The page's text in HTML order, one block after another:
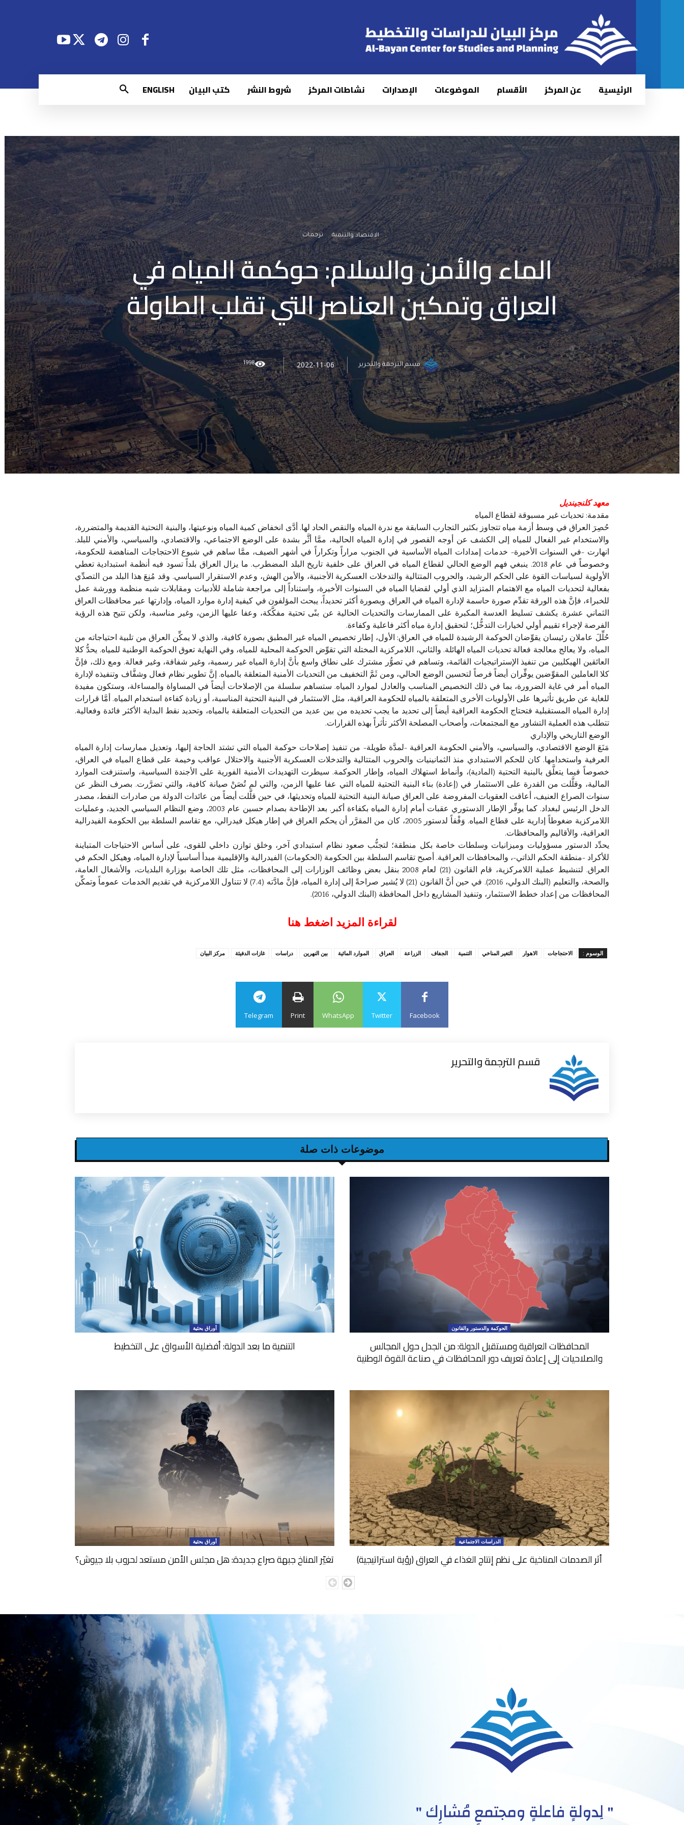
الرئيسية عن المركز الأقسام الموضوعات الإصدارات نشاطات المركز شروط النشر كتب البيان ENGLISH
الاقتصاد والتنمية ترجمات
الماء والأمن والسلام: حوكمة المياه في
العراق وتمكين العناصر التي تقلب الطاولة
قسم الترجمة والتحرير 2022-11-06
1998
معهد كلنجينديل
مقدمة: تحديات غير مسبوقة لقطاع المياه
حُصِرَ العراق في وسط أزمة مياه تتجاوز بكثير التجارب السابقة مع ندرة المياه والنقص الحاد لها. أدَّى انخفاض كمية المياه ونوعيتها، والبنية التحتية القديمة والمتضررة،
والاستخدام غير الفعال للمياه إلى الكشف عن أوجه القصور في إدارة المياه الحالية، ممَّا أثَّر بشدة على الوضع الاجتماعي، والاقتصادي، والسياسي، والأمني للبلد.
انهارت -في السنوات الأخيرة- خدمات إمدادات المياه الأساسية في الجنوب مراراً وتكراراً في أشهر الصيف، ممَّا ساهم في شيوع الاحتجاجات المناهضة للحكومة،
وخصوصاً في عام 2018. ينبغي فهم الوضع الحالي لقطاع المياه في العراق على خلفية تاريخ البلد المضطرب. ما يزال العراق بلداً تسود فيه أنظمة استبدادية تعطي
الأولوية لسياسات القوة على الحكم الرشيد، والحروب المتتالية والتدخلات العسكرية الأجنبية، والأمن الهش، وعدم الاستقرار السياسي. وقد مُنِعَ هذا البلد من التصدِّي
بفعالية لتحديات المياه مع الاهتمام المتزايد الذي أولي لقضايا المياه في السنوات الأخيرة، واستناداً إلى مراجعة شاملة للأدبيات ومقابلات شبه منظمة وورشة عمل
للخبراء، فإنَّ هذه الورقة تقدِّم صورة حاسمة لإدارة المياه في العراق. وبصورة أكثر تحديداً، يبحث المؤلفون في كيفية إدارة موارد المياه، وإدارتها عبر محافظات العراق
الثماني عشرة. يكشف تسليط العدسة المكبرة على الممارسات والتحديات الحالية عن بنًى تحتية مفكَّكة، وعفا عليها الزمن، وغير مناسبة، ولكن تتيح هذه الرؤية
الفرصة لإجراء تقييم أولي لخيارات التدخُّل؛ لتحقيق إدارة مياه أكثر فاعلية وكفاءة.
حُلِّلَ عاملان رئيسان يقوِّضان الحوكمة الرشيدة للمياه في العراق: الأول، إطار تخصيص المياه غير المطبق بصورة كافية، والذي لا يمكِّن العراق من تلبية احتياجاته من
المياه، ولا يعالج معالجة فعالة تحديات المياه الهائلة. والثاني، اللامركزية المختلة التي تقوِّض الحوكمة المحلية للمياه، وفي النهاية تعوق الحوكمة الوطنية للمياه. يحدُّ كلا
العائقين الهيكليين من تنفيذ الإستراتيجيات القائمة، وتساهم في تصوُّر مشترك على نطاق واسع بأنَّ إدارة المياه غير رسمية، وغير شفافة، وغير فعالة. ومع ذلك، فإنَّ
كلا العاملين المقوِّضين يوفِّران أيضاً فرصاً لتحسين الوضع الحالي، ومن ثَمَّ التخفيف من التحديات الأمنية المتعلقة بالمياه. إنَّ تطوير نظام فعال وشفَّاف وتنفيذه لإدارة
المياه أمر في غاية الضرورة، بما في ذلك التخصيص المناسب والعادل لموارد المياه. ستساهم سلسلة من الإصلاحات أيضاً في المساواة والمساءلة، وستكون مفيدة
للغاية عن طريق تأثيرها على الأولويات الأخرى المتعلقة بالمياه للحكومة العراقية، مثل الاستثمار في البنية التحتية المناسبة، أو زيادة كفاءة استخدام المياه. أمَّا قرارات
إدارة المياه المستقبلية فتحتاج الحكومة العراقية أيضاً إلى تحديد ما يجب تحديده من بين عديد من التحديات المتعلقة بالمياه، وتحديد نقط البداية الأكثر فائدة وفعالية.
تتطلب هذه العملية التشاور مع المجتمعات، وأصحاب المصلحة الأكثر تأثراً بهذه القرارات.
الوضع التاريخي والإداري
مَنَعَ الوضع الاقتصادي، والسياسي، والأمني الحكومة العراقية -لمدَّة طويلة- من تنفيذ إصلاحات حوكمة المياه التي تشتد الحاجة إليها، وتعديل ممارسات إدارة المياه
العرفية واستخدامها. كان للحكم الاستبدادي منذ الثمانينيات والحروب المتتالية والتدخلات العسكرية الأجنبية والاحتلال عواقب وخيمة على قطاع المياه في العراق،
خصوصاً فيما يتعلَّق بالبنية التحتية (المادية)، وأنماط استهلاك المياه، وإطار الحوكمة. سيطرت التهديدات الأمنية الفورية على الأجندة السياسية، واستنزفت الموارد
المالية، وقلَّلت من القدرة على الاستثمار في (إعادة) بناء البنية التحتية للمياه التي عفا عليها الزمن، والتي لم تُصَنْ صيانة كافية، والتي تضرَّرت. بصرف النظر عن
سنوات الصراع العنيف، أعاقت العقوبات المفروضة على العراق صيانة البنية التحتية للمياه وتحديثها، في حين قلَّلت أيضاً من عائدات الدولة من صادرات النفط، مصدر
الدخل الرئيس لبغداد. كما يوفِّر الإطار الدستوري عقبات أمام إدارة المياه بكفاءة أكبر. بعد الإطاحة بصدام حسين عام 2003، وضع النظام السياسي الجديد، وعمليات
اللامركزية ضغوطاً إدارية على قطاع المياه. وَفْقاً لدستور 2005، كان من المقرَّر أن يحكم العراق في إطار هيكل فيدرالي، مع تقاسم السلطة بين الحكومة الفيدرالية
العراقية، والأقاليم والمحافظات.
يحدِّد الدستور مسؤوليات وميزانيات وسلطات خاصة بكل منطقة؛ لتجنُّب صعود نظام استبدادي آخر، وخلق توازن داخلي للقوى، على أساس الاحتياجات المتباينة
للأكراد -منطقة الحكم الذاتي-، والمحافظات العراقية. أصبح تقاسم السلطة بين الحكومة (الحكومات) الفيدرالية والإقليمية مبدأ أساسياً لإدارة المياه، وهيكل الحكم في
العراق. لتنشيط عملية اللامركزية، قام القانون (21) لعام 2008 بنقل بعض وظائف الوزارات إلى المحافظات، مثل تلك الخاصة بوزارة البلديات، والأشغال العامة،
والصحة، والتعليم (البنك الدولي، 2016). في حين أنَّ القانون (21) لا يُشير صراحةً إلى إدارة المياه، فإنَّ مادَّته (7.4) لا تتناول اللامركزية في تقديم الخدمات عموماً وتمكِّن
المحافظات من إعداد خطط الاستثمار، وتنفيذ المشاريع داخل المحافظة (البنك الدولي، 2016).
لقراءة المزيد اضغط هنا
الوسوم : الاحتجاجات الاهوار التغير المناخي التنمية الجفاف الزراعة العراق الموارد المائية بين النهرين دراسات غازات الدفيئة مركز البيان
Facebook
Twitter
WhatsApp
Print
Telegram
قسم الترجمة والتحرير
موضوعات ذات صلة
الحوكمة والدستور والقانون
المحافظات العراقية ومستقبل الدولة: من الجدل حول المجالس
والصلاحيات إلى إعادة تعريف دور المحافظات في صناعة القوة الوطنية
أوراق بحثية
التنمية ما بعد الدولة: أفضلية الأسواق على التخطيط
الدراسات الاجتماعية
أثر الصدمات المناخية على نظم إنتاج الغذاء في العراق (رؤية استراتيجية)
أوراق بحثية
تغيّر المناخ جبهة صراع جديدة: هل مجلس الأمن مستعد لحروب بلا جيوش؟